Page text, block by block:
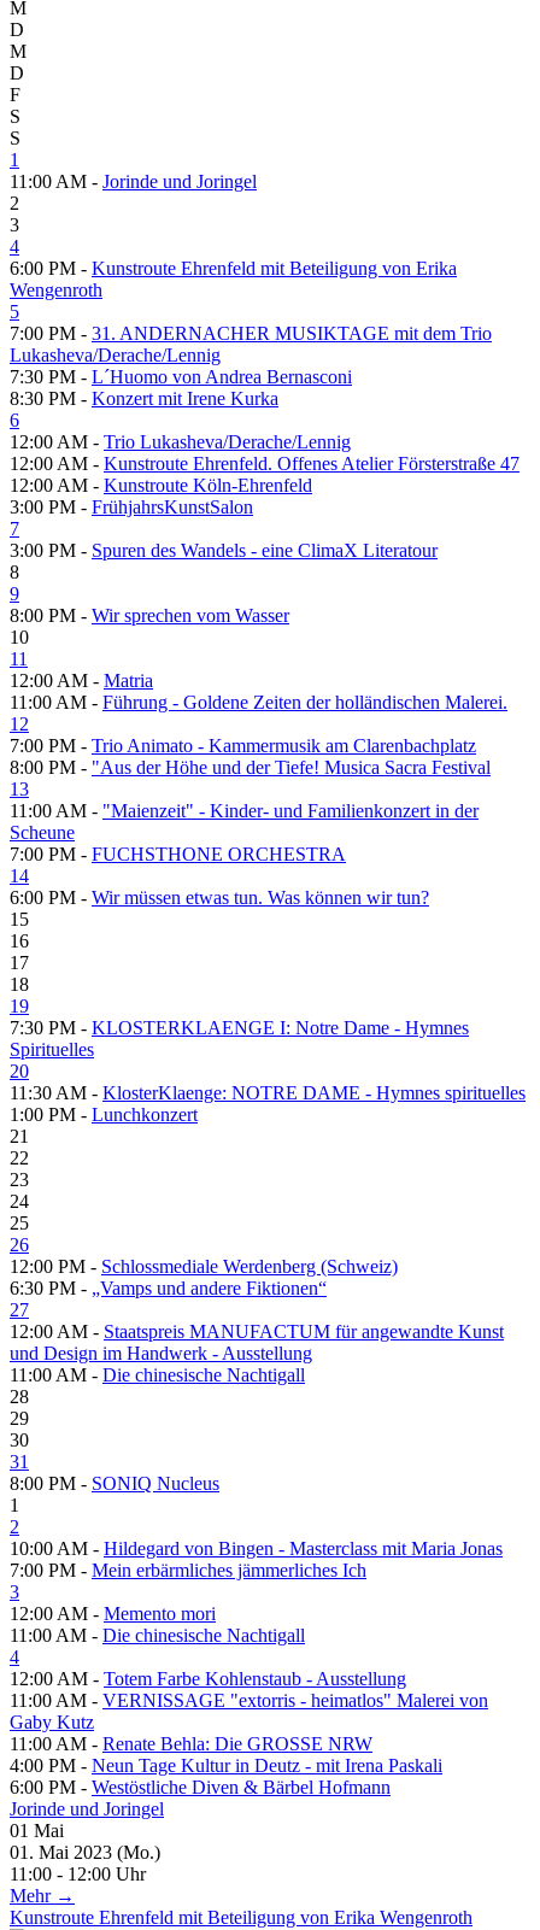
M
D
M
D
F
S
S
1
11:00 AM - Jorinde und Joringel
2
3
4
6:00 PM - Kunstroute Ehrenfeld mit Beteiligung von Erika
Wengenroth
5
7:00 PM - 31. ANDERNACHER MUSIKTAGE mit dem Trio
Lukasheva/Derache/Lennig
7:30 PM - L´Huomo von Andrea Bernasconi
8:30 PM - Konzert mit Irene Kurka
6
12:00 AM - Trio Lukasheva/Derache/Lennig
12:00 AM - Kunstroute Ehrenfeld. Offenes Atelier Försterstraße 47
12:00 AM - Kunstroute Köln-Ehrenfeld
3:00 PM - FrühjahrsKunstSalon
7
3:00 PM - Spuren des Wandels - eine ClimaX Literatour
8
9
8:00 PM - Wir sprechen vom Wasser
10
11
12:00 AM - Matria
11:00 AM - Führung - Goldene Zeiten der holländischen Malerei.
12
7:00 PM - Trio Animato - Kammermusik am Clarenbachplatz
8:00 PM - "Aus der Höhe und der Tiefe! Musica Sacra Festival
13
11:00 AM - "Maienzeit" - Kinder- und Familienkonzert in der
Scheune
7:00 PM - FUCHSTHONE ORCHESTRA
14
6:00 PM - Wir müssen etwas tun. Was können wir tun?
15
16
17
18
19
7:30 PM - KLOSTERKLAENGE I: Notre Dame - Hymnes
Spirituelles
20
11:30 AM - KlosterKlaenge: NOTRE DAME - Hymnes spirituelles
1:00 PM - Lunchkonzert
21
22
23
24
25
26
12:00 PM - Schlossmediale Werdenberg (Schweiz)
6:30 PM - „Vamps und andere Fiktionen“
27
12:00 AM - Staatspreis MANUFACTUM für angewandte Kunst
und Design im Handwerk - Ausstellung
11:00 AM - Die chinesische Nachtigall
28
29
30
31
8:00 PM - SONIQ Nucleus
1
2
10:00 AM - Hildegard von Bingen - Masterclass mit Maria Jonas
7:00 PM - Mein erbärmliches jämmerliches Ich
3
12:00 AM - Memento mori
11:00 AM - Die chinesische Nachtigall
4
12:00 AM - Totem Farbe Kohlenstaub - Ausstellung
11:00 AM - VERNISSAGE "extorris - heimatlos" Malerei von
Gaby Kutz
11:00 AM - Renate Behla: Die GROSSE NRW
4:00 PM - Neun Tage Kultur in Deutz - mit Irena Paskali
6:00 PM - Westöstliche Diven & Bärbel Hofmann
Jorinde und Joringel
01 Mai
01. Mai 2023 (Mo.)
11:00 - 12:00 Uhr
Mehr →
Kunstroute Ehrenfeld mit Beteiligung von Erika Wengenroth